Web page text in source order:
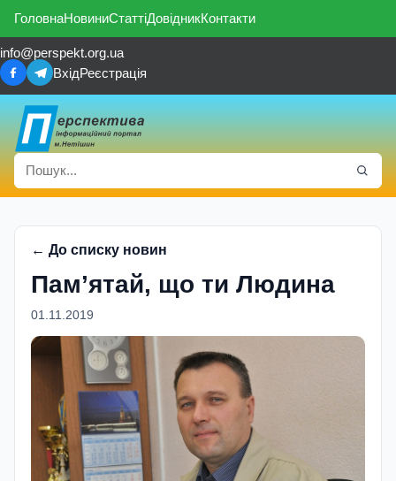
ГоловнаНовиниСтаттіДовідникКонтакти
info@perspekt.org.ua
ВхідРеєстрація
← До списку новин
Пам’ятай, що ти Людина
01.11.2019